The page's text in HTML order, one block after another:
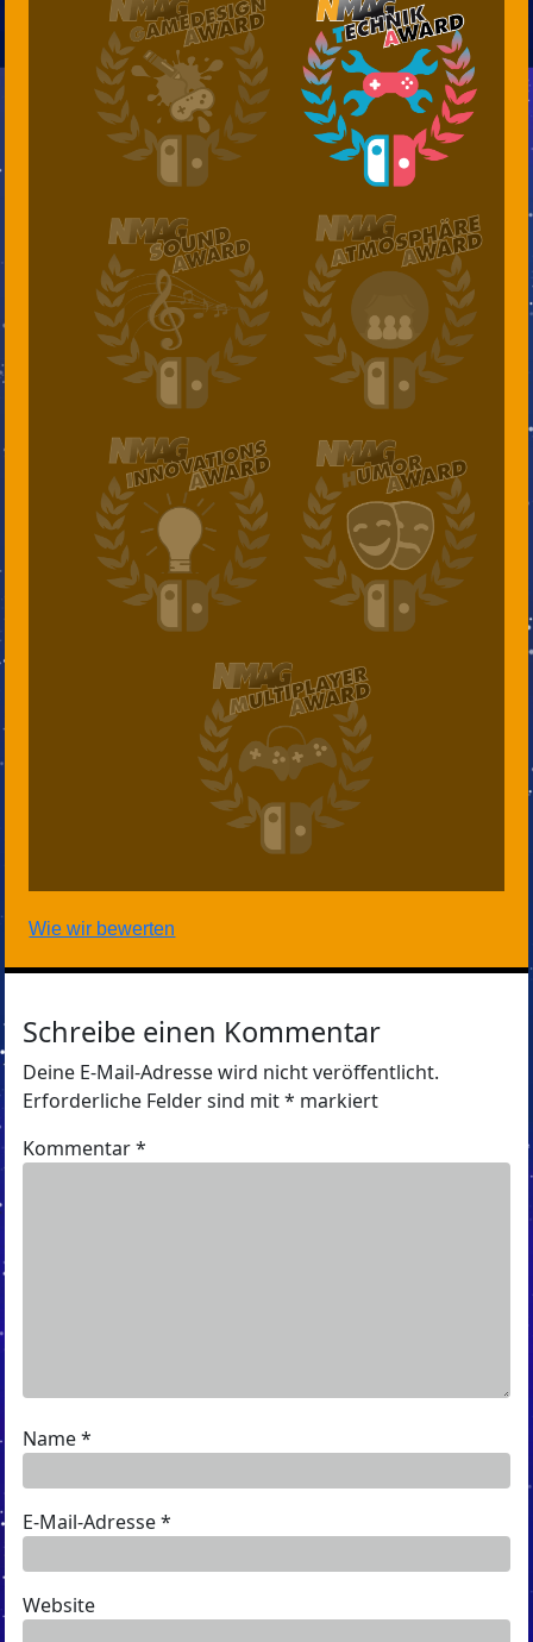
Wie wir bewerten
Schreibe einen Kommentar
Deine E-Mail-Adresse wird nicht veröffentlicht.
Erforderliche Felder sind mit* markiert
Kommentar*
Name*
E-Mail-Adresse*
Website